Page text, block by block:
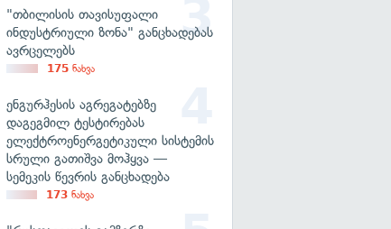
"თბილისის თავისუფალი
ინდუსტრიული ზონა" განცხადებას
ავრცელებს
175 ნახვა
ენგურჰესის აგრეგატებზე
დაგეგმილ ტესტირებას
ელექტროენერგეტიკული სისტემის
სრული გათიშვა მოჰყვა —
სემეკის წევრის განცხადება
173 ნახვა